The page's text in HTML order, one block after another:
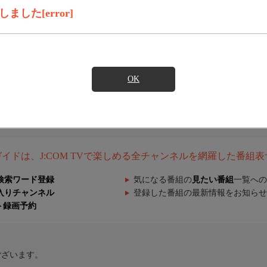
ました[error]
OK
イドは、J:COM TVで楽しめる全チャンネルを網羅した番組
索ワード登録 気になる番組の 見たい番組 一覧へ
りチャンネル
登録した番組の最新情報をお知ら
録画予約
います。